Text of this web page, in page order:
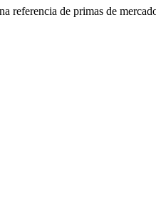
referencia de primas de